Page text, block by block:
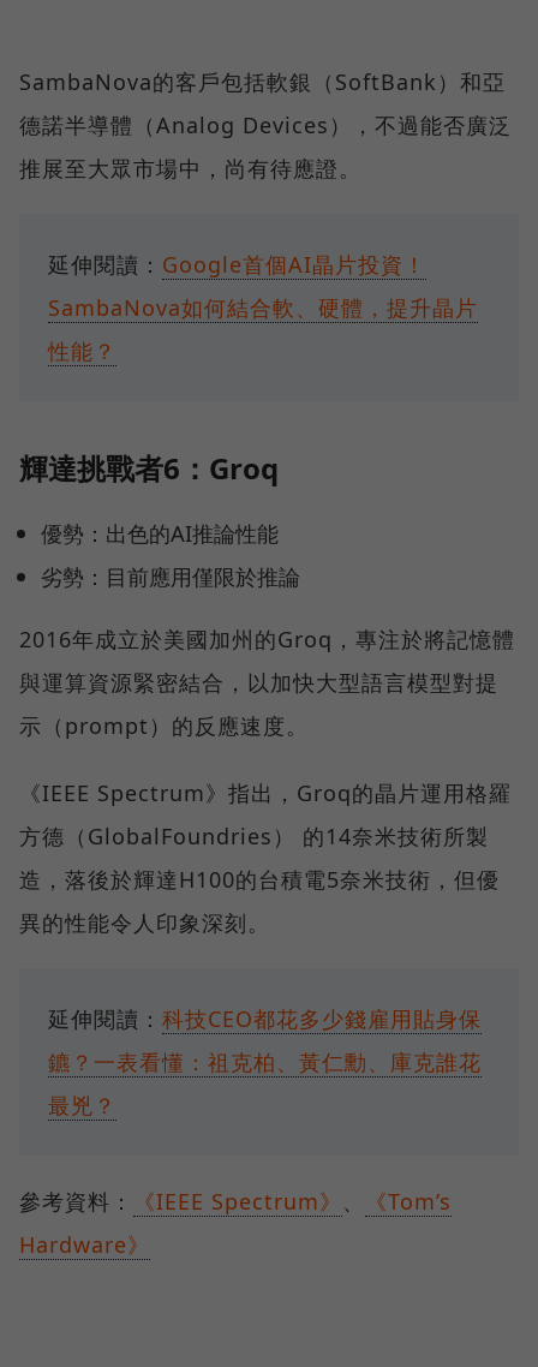
SambaNova的客戶包括軟銀（SoftBank）和亞
德諾半導體（Analog Devices），不過能否廣泛
推展至大眾市場中，尚有待應證。
延伸閱讀： Google首個AI晶片投資！
SambaNova如何結合軟、硬體，提升晶片
性能？
輝達挑戰者6：Groq
優勢：出色的AI推論性能
劣勢：目前應用僅限於推論
2016年成立於美國加州的Groq，專注於將記憶體
與運算資源緊密結合，以加快大型語言模型對提
示（prompt）的反應速度。
《IEEE Spectrum》指出，Groq的晶片運用格羅
方德（GlobalFoundries） 的14奈米技術所製
造，落後於輝達H100的台積電5奈米技術，但優
異的性能令人印象深刻。
延伸閱讀： 科技CEO都花多少錢雇用貼身保
鑣？一表看懂：祖克柏、黃仁勳、庫克誰花
最兇？
參考資料： 《IEEE Spectrum》
《Tom’s
Hardware》